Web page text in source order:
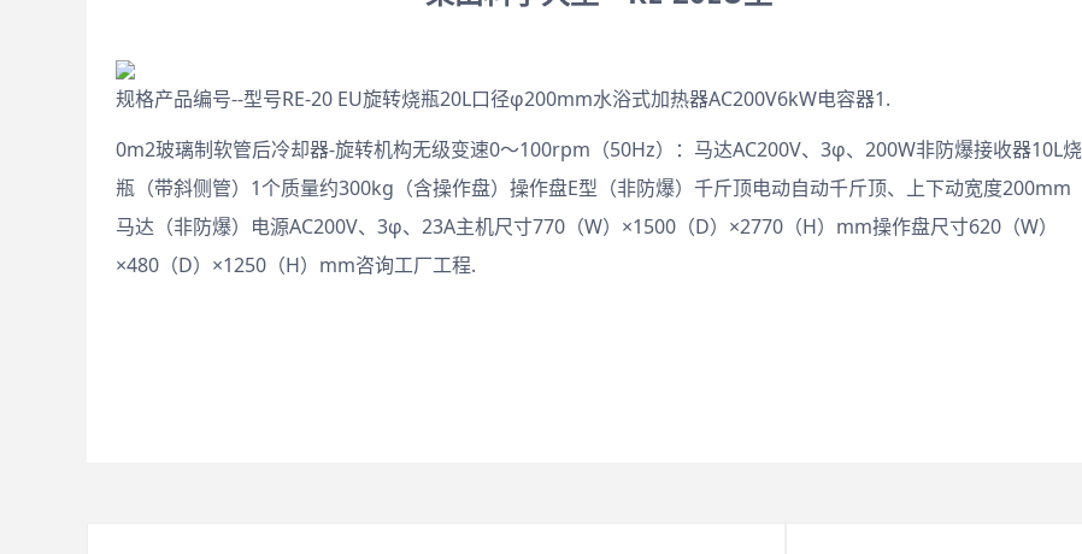
规格产品编号--型号RE-20 EU旋转烧瓶20L口径φ200mm水浴式加热器AC200V6kW电容器1.
0m2玻璃制软管后冷却器-旋转机构无级变速0～100rpm（50Hz）：马达AC200V、3φ、200W非防爆接收器10L烧
瓶（带斜侧管）1个质量约300kg（含操作盘）操作盘E型（非防爆）千斤顶电动自动千斤顶、上下动宽度200mm
马达（非防爆）电源AC200V、3φ、23A主机尺寸770（W）×1500（D）×2770（H）mm操作盘尺寸620（W）
×480（D）×1250（H）mm咨询工厂工程.